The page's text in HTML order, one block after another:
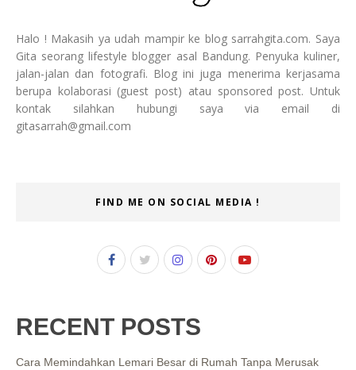
Halo ! Makasih ya udah mampir ke blog sarrahgita.com. Saya
Gita seorang lifestyle blogger asal Bandung. Penyuka kuliner,
jalan-jalan dan fotografi. Blog ini juga menerima kerjasama
berupa kolaborasi (guest post) atau sponsored post. Untuk
kontak silahkan hubungi saya via email di
gitasarrah@gmail.com
FIND ME ON SOCIAL MEDIA !
RECENT POSTS
Cara Memindahkan Lemari Besar di Rumah Tanpa Merusak